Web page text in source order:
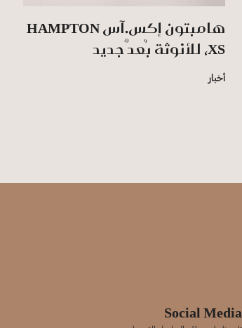
هامبتون إكس.آس HAMPTON
XS، للأنوثة بُعدٌ جديد
أخبار
Social Media